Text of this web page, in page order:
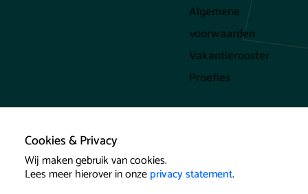
Cookies & Privacy
Wij maken gebruik van cookies.
Lees meer hierover in onzeprivacy statement.
Algemene
voorwaarden
Vakantierooster
Proefles